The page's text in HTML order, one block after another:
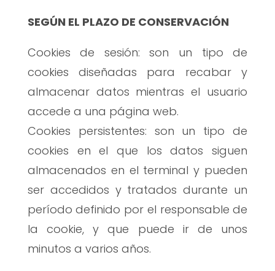
SEGÚN EL PLAZO DE CONSERVACIÓN
Cookies de sesión: son un tipo de
cookies diseñadas para recabar y
almacenar datos mientras el usuario
accede a una página web.
Cookies persistentes: son un tipo de
cookies en el que los datos siguen
almacenados en el terminal y pueden
ser accedidos y tratados durante un
período definido por el responsable de
la cookie, y que puede ir de unos
minutos a varios años.